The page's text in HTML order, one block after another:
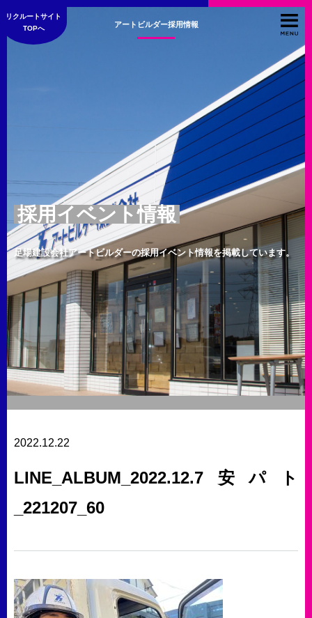
リクルートサイト
TOPへ
アートビルダー採用情報
採用イベント情報
足場建設会社アートビルダーの採用イベント情報を掲載しています。
2022.12.22
LINE_ALBUM_2022.12.7安パト
_221207_60